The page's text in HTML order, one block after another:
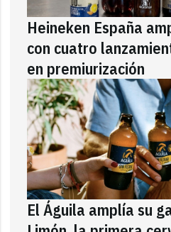
Heineken España
con cuatro
en premiurización
El Águila amplía su